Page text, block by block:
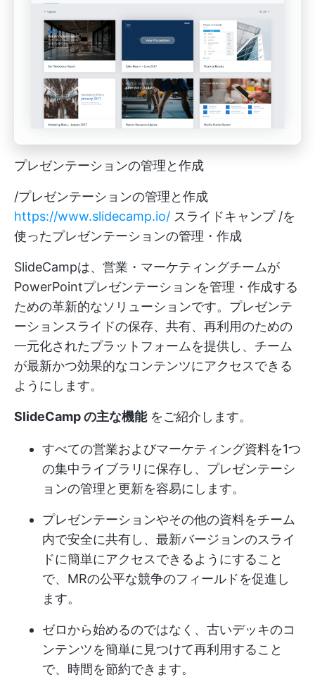
プレゼンテーションの管理と作成
/プレゼンテーションの管理と作成
https://www.slidecamp.io/ スライドキャンプ /を
使ったプレゼンテーションの管理・作成
SlideCampは、営業・マーケティングチームが
PowerPointプレゼンテーションを管理・作成する
ための革新的なソリューションです。プレゼンテ
ーションスライドの保存、共有、再利用のための
一元化されたプラットフォームを提供し、チーム
が最新かつ効果的なコンテンツにアクセスできる
ようにします。
SlideCamp の主な機能をご紹介します。
すべての営業およびマーケティング資料を1つ
の集中ライブラリに保存し、プレゼンテーシ
ョンの管理と更新を容易にします。
プレゼンテーションやその他の資料をチーム
内で安全に共有し、最新バージョンのスライ
ドに簡単にアクセスできるようにすること
で、MRの公平な競争のフィールドを促進し
ます。
ゼロから始めるのではなく、古いデッキのコ
ンテンツを簡単に見つけて再利用すること
で、時間を節約できます。